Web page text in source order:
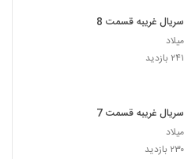
سریال غریبه قسمت 8
میلاد
۲۴۱ بازدید
سریال غریبه قسمت 7
میلاد
۲۳۰ بازدید